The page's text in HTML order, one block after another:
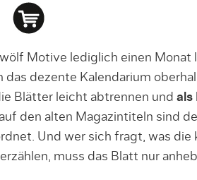
Motive lediglich einen Monat
dezente Kalendarium
Blätter leicht abtrennen und als
den alten Magazintiteln sind
Und wer sich fragt, was die
muss das Blatt nur